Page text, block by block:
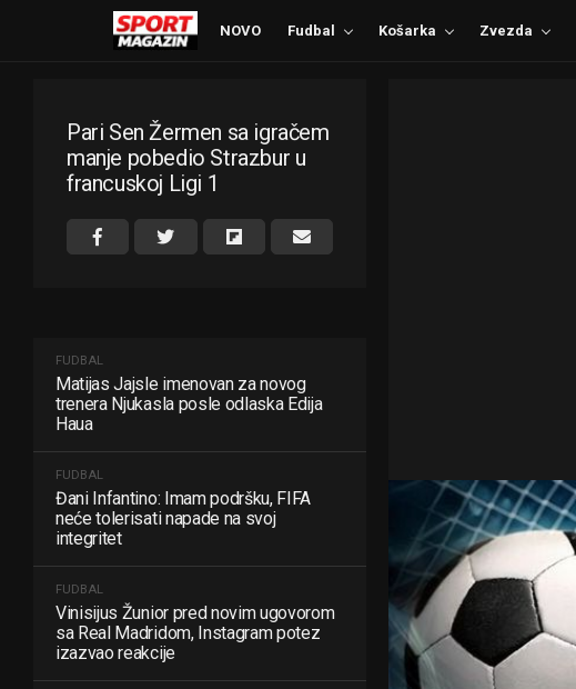
NOVO Fudbal Košarka Zvezda
Pari Sen Žermen sa igračem
manje pobedio Strazbur u
francuskoj Ligi 1
FUDBAL
Matijas Jajsle imenovan za novog
trenera Njukasla posle odlaska Edija
Haua
FUDBAL
Đani Infantino: Imam podršku, FIFA
neće tolerisati napade na svoj
integritet
FUDBAL
Vinisijus Žunior pred novim ugovorom
sa Real Madridom, Instagram potez
izazvao reakcije